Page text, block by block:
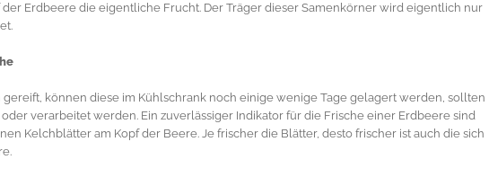
Erdbeere die eigentliche Frucht. Der Träger dieser Samenkörner wird eigentlich nur
können diese im Kühlschrank noch einige wenige Tage gelagert werden, sollten
verarbeitet werden. Ein zuverlässiger Indikator für die Frische einer Erdbeere sind
Kelchblätter am Kopf der Beere. Je frischer die Blätter, desto frischer ist auch die sich